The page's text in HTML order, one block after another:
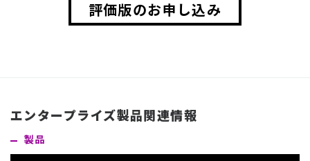
評価版のお申し込み
エンタープライズ製品関連情報
製品